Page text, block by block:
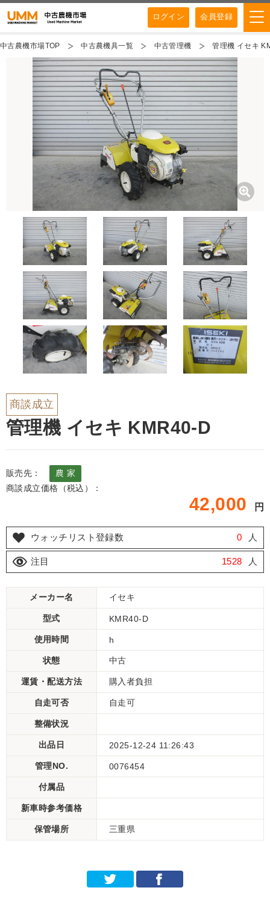
ログイン 会員登録
中古農機市場TOP 中古農機具一覧 中古管理機 管理機 イセキ
商談成立
管理機 イセキ KMR40-D
販売先：
農 家
商談成立価格（税込）：
42,000 円
ウォッチリスト登録数 0 人
注目 1528 人
メーカー名 イセキ
型式 KMR40-D
使用時間 h
状態 中古
運賃・配送方法 購入者負担
自走可否 自走可
整備状況
出品日 2025-12-24 11:26:43
管理NO. 0076454
付属品
新車時参考価格
保管場所 三重県